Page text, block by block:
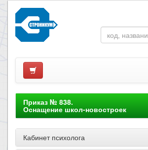
Приказ № 838.
Оснащение школ-новостроек
Кабинет психолога